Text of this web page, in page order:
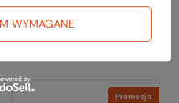
Promocja
WYMAGANE